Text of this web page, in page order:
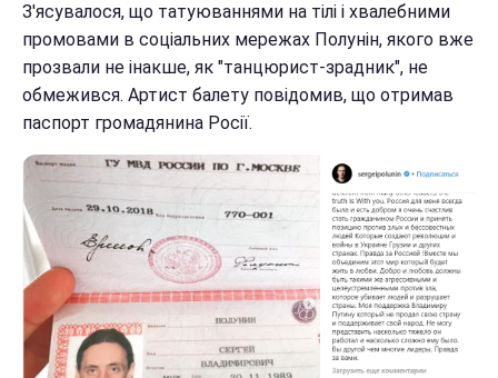
З'ясувалося, що татуюваннями на тілі і хвалебними
промовами в соціальних мережах Полунін, якого вже
прозвали не інакше, як "танцюрист-зрадник", не
обмежився. Артист балету повідомив, що отримав
паспорт громадянина Росії.